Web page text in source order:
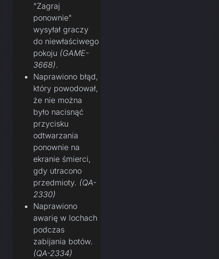
"Zagraj
ponownie"
wysyłał graczy
do niewłaściwego
pokoju (GAME-
3668).
Naprawiono błąd,
który powodował,
że nie można
było nacisnąć
przycisku
odtwarzania
ponownie na
ekranie śmierci,
gdy utracono
przedmioty. (QA-
2330)
Naprawiono
awarię w lochach
podczas
zabijania botów.
(QA-2334)